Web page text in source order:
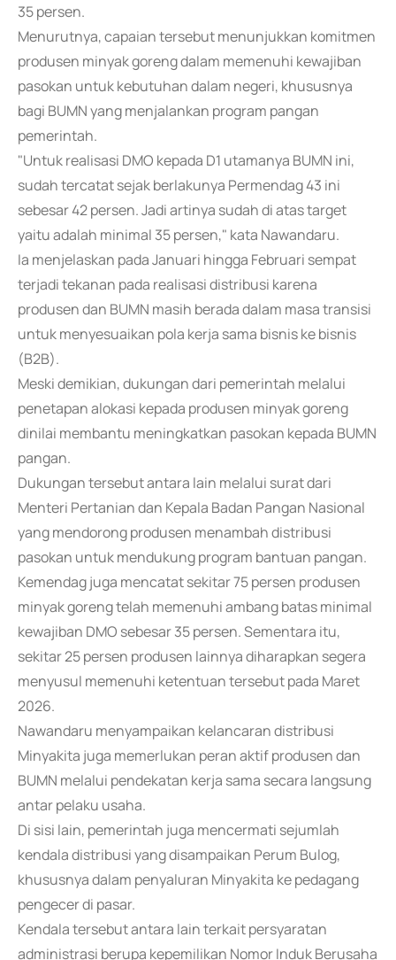
35 persen.
Menurutnya, capaian tersebut menunjukkan komitmen
produsen minyak goreng dalam memenuhi kewajiban
pasokan untuk kebutuhan dalam negeri, khususnya
bagi BUMN yang menjalankan program pangan
pemerintah.
"Untuk realisasi DMO kepada D1 utamanya BUMN ini,
sudah tercatat sejak berlakunya Permendag 43 ini
sebesar 42 persen. Jadi artinya sudah di atas target
yaitu adalah minimal 35 persen," kata Nawandaru.
Ia menjelaskan pada Januari hingga Februari sempat
terjadi tekanan pada realisasi distribusi karena
produsen dan BUMN masih berada dalam masa transisi
untuk menyesuaikan pola kerja sama bisnis ke bisnis
(B2B).
Meski demikian, dukungan dari pemerintah melalui
penetapan alokasi kepada produsen minyak goreng
dinilai membantu meningkatkan pasokan kepada BUMN
pangan.
Dukungan tersebut antara lain melalui surat dari
Menteri Pertanian dan Kepala Badan Pangan Nasional
yang mendorong produsen menambah distribusi
pasokan untuk mendukung program bantuan pangan.
Kemendag juga mencatat sekitar 75 persen produsen
minyak goreng telah memenuhi ambang batas minimal
kewajiban DMO sebesar 35 persen. Sementara itu,
sekitar 25 persen produsen lainnya diharapkan segera
menyusul memenuhi ketentuan tersebut pada Maret
2026.
Nawandaru menyampaikan kelancaran distribusi
Minyakita juga memerlukan peran aktif produsen dan
BUMN melalui pendekatan kerja sama secara langsung
antar pelaku usaha.
Di sisi lain, pemerintah juga mencermati sejumlah
kendala distribusi yang disampaikan Perum Bulog,
khususnya dalam penyaluran Minyakita ke pedagang
pengecer di pasar.
Kendala tersebut antara lain terkait persyaratan
administrasi berupa kepemilikan Nomor Induk Berusaha